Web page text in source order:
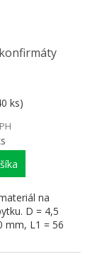
ks)
na
D = 4,5
mm, L1 = 56